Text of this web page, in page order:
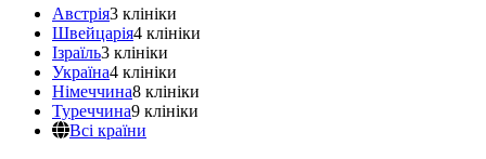
Австрія3 клініки
Швейцарія4 клініки
Ізраїль3 клініки
Україна4 клініки
Німеччина8 клініки
Туреччина9 клініки
Всі країни